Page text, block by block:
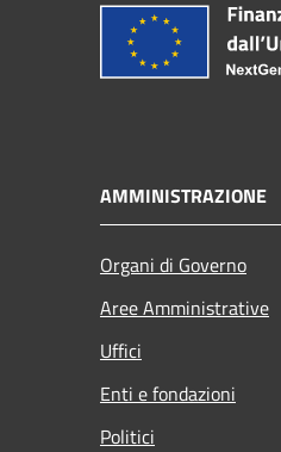
AMMINISTRAZIONE
Organi di Governo
Aree Amministrative
Uffici
Enti e fondazioni
Politici